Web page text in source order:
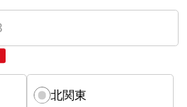
北関東